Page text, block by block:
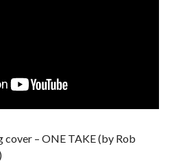
cover – ONE TAKE (by Rob